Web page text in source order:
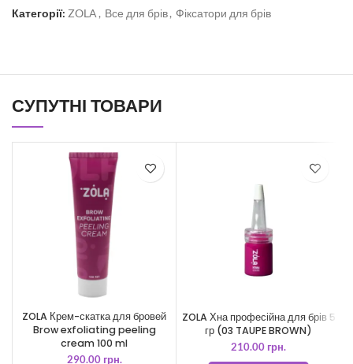
Категорії: ZOLA , Все для брів, Фіксатори для брів
СУПУТНІ ТОВАРИ
ZOLA Крем-скатка для бровей
Brow exfoliating peeling
cream 100 ml
290.00 грн.
ZOLA Хна професійна для брів 5
гр (03 TAUPE BROWN)
210.00 грн.